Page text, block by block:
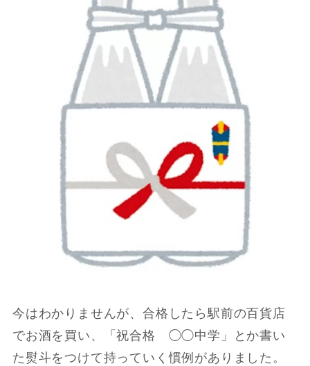
今はわかりませんが、合格したら駅前の百貨店
でお酒を買い、「祝合格 ◯◯中学」とか書い
た熨斗をつけて持っていく慣例がありました。